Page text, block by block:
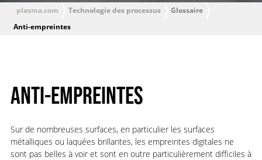
plasma.com Technologie des processus
Glossaire
Anti-empreintes
ANTI-EMPREINTES
Sur de nombreuses surfaces, en particulier les surfaces
métalliques ou laquées brillantes, les empreintes digitales ne
sont pas belles à voir et sont en outre particulièrement difficiles à